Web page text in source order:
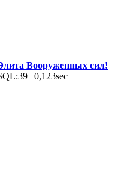
Вооруженных сил!
| 0,123sec